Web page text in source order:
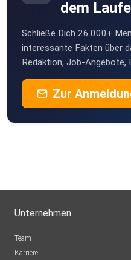
dem
Schließe Dich 26.000+
interessante Fakten über
Redaktion, Job-Angebote,
Zur
Unternehmen
Team
Karriere